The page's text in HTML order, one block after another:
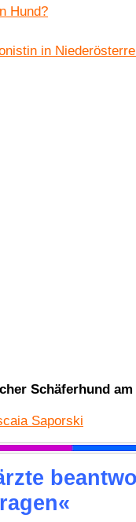
Hund?
in
Schäferhund am
Saporski